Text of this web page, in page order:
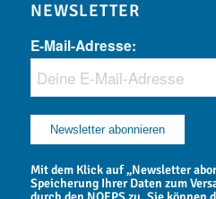
NEWSLETTER
E-Mail-Adresse:
Mit dem Klick auf „Newsletter
Speicherung Ihrer Daten zum